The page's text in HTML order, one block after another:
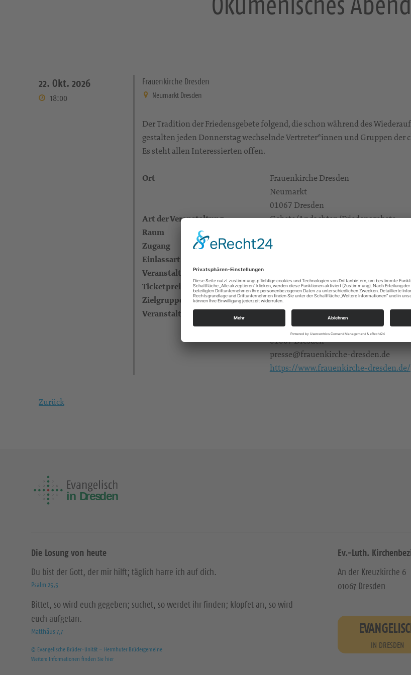
22. Okt. 2026
18:00
Frauenkirche Dresden
Neumarkt Dresden
Der Tradition der Friedensgebete folgend, die schon während des
gestalten jeden Donnerstag wechselnde Vertreter*innen und Gruppen
Es steht allen Interessierten offen.
Ort
Frauenkirche Dresden
Neumarkt
01067 Dresden
Art der Veranstaltung Gebete/Andachten/Friedensgebete
Raum
Zugang Zugang über Eingang F
Einlassart
Veranstaltungsreihe
Ticketpreise
Zielgruppe
Alle
Veranstalter Stiftung Frauenkirche Dresden
Georg-Treu-Platz 3
01067 Dresden
presse@frauenkirche-dresden.de
https://www.frauenkirche-dresden.de/
Zurück
Die Losung von heute
Du bist der Gott, der mir hilft; täglich harre ich auf dich.
Psalm 25,5
Bittet, so wird euch gegeben; suchet, so werdet ihr finden; klopfet an, so wird
euch aufgetan.
Matthäus 7,7
© Evangelische Brüder-Unität – Herrnhuter Brüdergemeine
Weitere Informationen finden Sie hier
Ev.-Luth.
An der Kreuzkirche 6
01067 Dresden
IN DRESDEN